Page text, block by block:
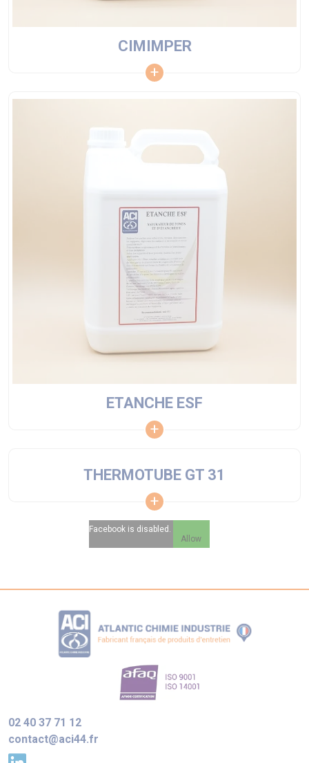
CIMIMPER
ETANCHE ESF
THERMOTUBE GT 31
Facebook is disabled.
Allow
02 40 37 71 12
contact@aci44.fr